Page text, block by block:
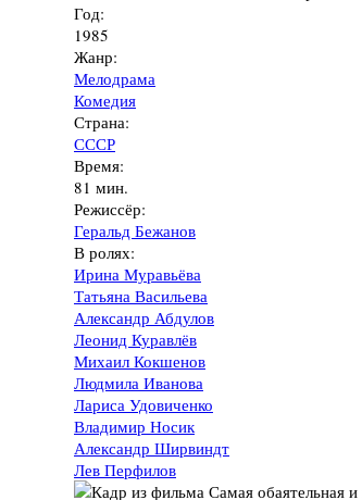
Год:
1985
Жанр:
Мелодрама
Комедия
Страна:
СССР
Время:
81 мин.
Режиссёр:
Геральд Бежанов
В ролях:
Ирина Муравьёва
Татьяна Васильева
Александр Абдулов
Леонид Куравлёв
Михаил Кокшенов
Людмила Иванова
Лариса Удовиченко
Владимир Носик
Александр Ширвиндт
Лев Перфилов